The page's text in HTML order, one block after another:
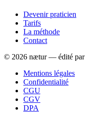
Devenir praticien
Tarifs
La méthode
Contact
© 2026 nætur — édité par
Mentions légales
Confidentialité
CGU
CGV
DPA